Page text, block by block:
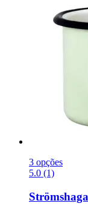
3 opções
5.0 (1)
Strömshaga